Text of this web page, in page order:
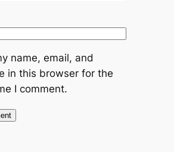
name, email, and
in this browser for the
I comment.